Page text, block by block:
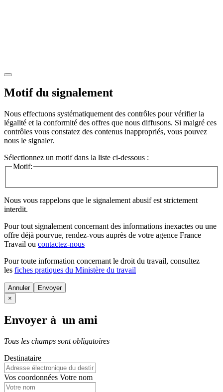
Motif du signalement
Nous effectuons systématiquement des contrôles pour vérifier la
légalité et la conformité des offres que nous diffusons. Si malgré ces
contrôles vous constatez des contenus inappropriés, vous pouvez
nous le signaler.
Sélectionnez un motif dans la liste ci-dessous :
Motif:
Nous vous rappelons que le signalement abusif est strictement
interdit.
Pour tout signalement concernant des informations inexactes ou une
offre déjà pourvue, rendez-vous auprès de votre agence France
Travail ou contactez-nous
Pour toute information concernant le droit du travail, consultez
les fiches pratiques du Ministère du travail
Annuler
×
Envoyer à un ami
Tous les champs sont obligatoires
Destinataire
Vos coordonnées Votre nom